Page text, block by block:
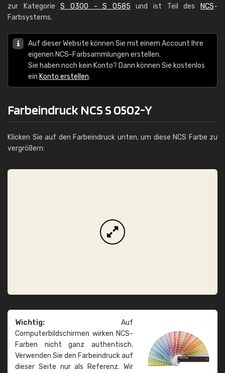
zur KategorieS 0300 - S 0585 und ist Teil des NCS-
Farbsystems.
Auf dieser Website können Sie mit einem Account Ihre
eigenen NCS-Farbsammlungen erstellen.
Sie haben noch kein Konto? Dann können Sie kostenlos
ein Konto erstellen.
Farbeindruck NCS S 0502-Y
Klicken Sie auf den Farbeindruck unten, um diese NCS Farbe zu
vergrößern:
Wichtig: Auf
Computerbildschirmen wirken NCS-
Farben nicht ganz authentisch.
Verwenden Sie den Farbeindruck auf
dieser Seite nur als Referenz. Wir